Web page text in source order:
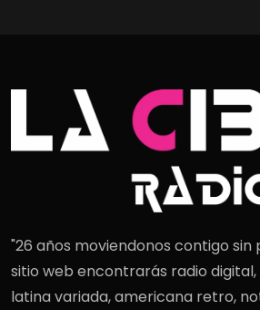
"26 años moviendonos contigo sin
sitio web encontrarás radio
latina variada, americana retro,